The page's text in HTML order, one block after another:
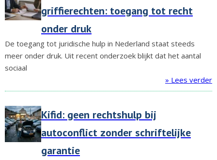
griffierechten: toegang tot recht
onder druk
De toegang tot juridische hulp in Nederland staat steeds
meer onder druk. Uit recent onderzoek blijkt dat het aantal
sociaal
» Lees verder
Kifid: geen rechtshulp bij
autoconflict zonder schriftelijke
garantie